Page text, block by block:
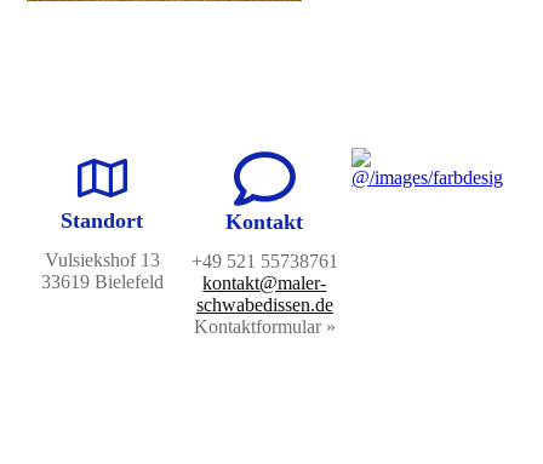
Stand­ort
Vulsiekshof 13
33619 Bielefeld
Kontakt
+49 521 55738761
kontakt@maler-
schwabedissen.de
Kontaktformular »